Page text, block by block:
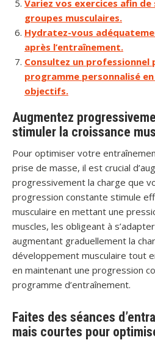
Variez vos exercices afin
groupes musculaires.
Hydratez-vous
après l’entraînement.
Consultez un professionnel
programme personnalisé
objectifs.
Augmentez
stimuler la croissance
Pour optimiser votre
prise de masse, il est crucial
progressivement la charge que
progression constante stimule
musculaire en mettant une
muscles, les obligeant à
augmentant graduellement la
développement musculaire tout
en maintenant une progression
programme d’entraînement.
Faites des séances
mais courtes pour